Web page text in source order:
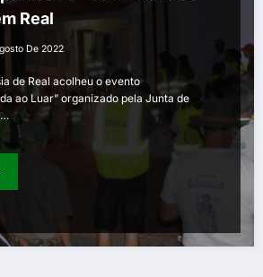
Real
De 2022
de Real acolheu o evento
ao Luar” organizado pela Junta de